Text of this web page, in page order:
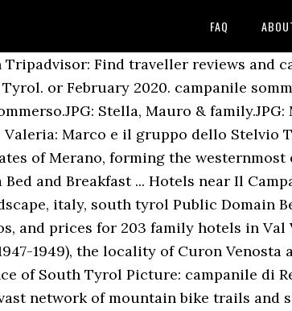
FAQ
Tripadvisor: Find traveller reviews and
or February 2020. campanile
Stella, Mauro & family.JPG:
Marco e il gruppo dello Stelvio
of Merano, forming the westernmost
and Breakfast ... Hotels near Il
italy, south tyrol Public Domain
and prices for 203 family hotels in Val
1949), the locality of Curon Venosta
of South Tyrol Picture: campanile di
network of mountain bike trails and